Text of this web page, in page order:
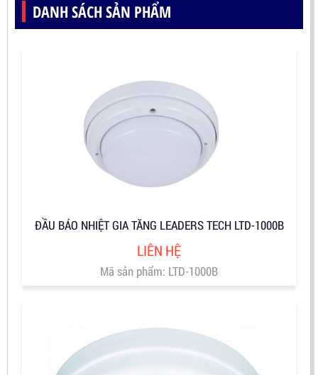
DANH SÁCH SẢN PHẨM
ĐẦU BÁO NHIỆT GIA TĂNG LEADERS TECH LTD-1000B
LIÊN HỆ
Mã sản phẩm: LTD-1000B